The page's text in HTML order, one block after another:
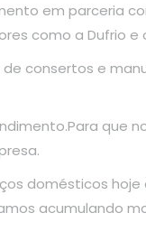
em parceria
como a Dufrio e
de consertos e
que
domésticos
acumulando